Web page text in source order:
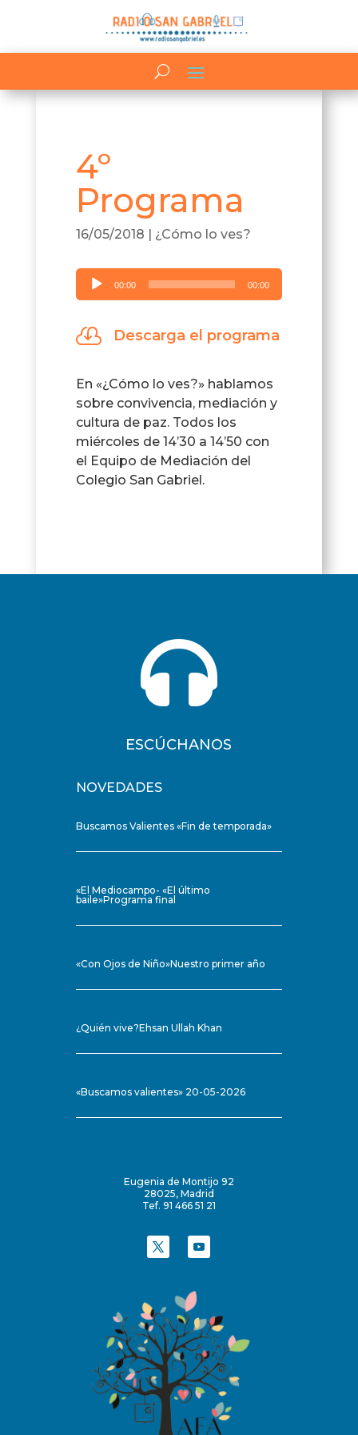
4º
Programa
16/05/2018 | ¿Cómo lo ves?
Reproductor
de
00:00 00:00
 Descarga el programa
En «¿Cómo lo ves?» hablamos
sobre convivencia, mediación y
cultura de paz. Todos los
miércoles de 14’30 a 14’50 con
el Equipo de Mediación del
Colegio San Gabriel.

ESCÚCHANOS
NOVEDADES
Buscamos Valientes «Fin de temporada»
«El Mediocampo- «El último
baile»Programa final
«Con Ojos de Niño»Nuestro primer año
¿Quién vive?Ehsan Ullah Khan
«Buscamos valientes» 20-05-2026
Eugenia de Montijo 92
28025, Madrid
Tef. 91 466 51 21